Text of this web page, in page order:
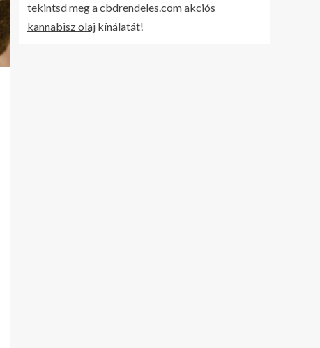
tekintsd meg a cbdrendeles.com akciós
kannabisz olaj kínálatát!